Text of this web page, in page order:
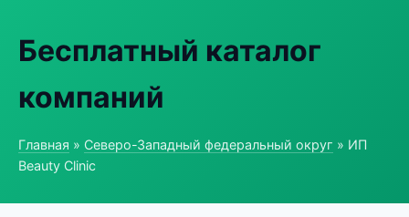
Бесплатный каталог
компаний
Главная » Северо-Западный федеральный округ » ИП
Beauty Clinic